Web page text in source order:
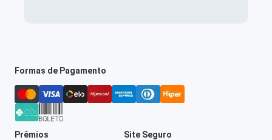
Formas de Pagamento
Prêmios Site Seguro